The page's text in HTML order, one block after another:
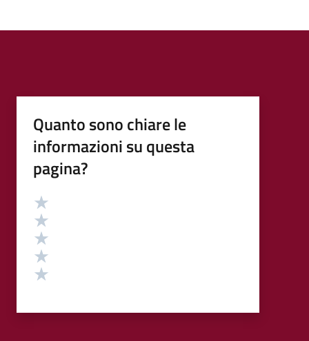
Quanto sono chiare le
informazioni su questa
pagina?
Valutazione